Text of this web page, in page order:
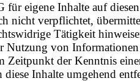
eigene Inhalte auf
nicht verpflichtet,
Tätigkeit
von
Zeitpunkt der Kenntnis
Inhalte umgehend